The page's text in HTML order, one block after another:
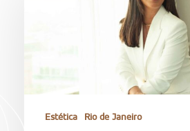
Estética Rio de Janeiro